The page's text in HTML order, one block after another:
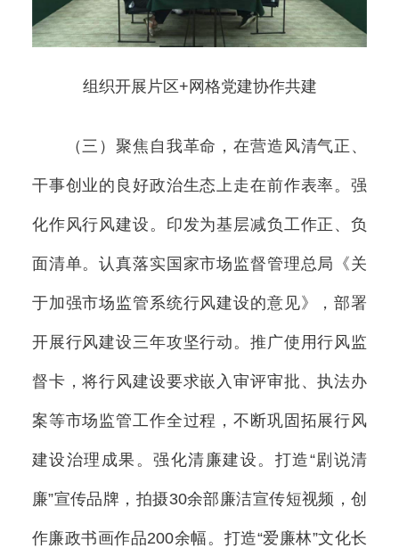
组织开展片区+网格党建协作共建
（三）聚焦自我革命，在营造风清气正、
干事创业的良好政治生态上走在前作表率。强
化作风行风建设。印发为基层减负工作正、负
面清单。认真落实国家市场监督管理总局《关
于加强市场监管系统行风建设的意见》，部署
开展行风建设三年攻坚行动。推广使用行风监
督卡，将行风建设要求嵌入审评审批、执法办
案等市场监管工作全过程，不断巩固拓展行风
建设治理成果。强化清廉建设。打造“剧说清
廉”宣传品牌，拍摄30余部廉洁宣传短视频，创
作廉政书画作品200余幅。打造“爱廉林”文化长